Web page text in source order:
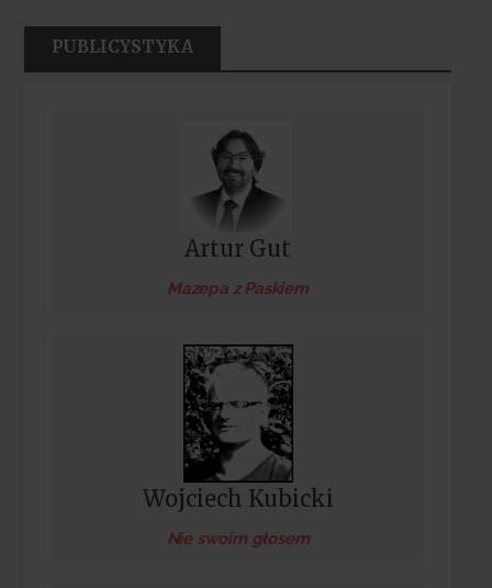
PUBLICYSTYKA
Artur Gut
Mazepa z Paskiem
Wojciech Kubicki
Nie swoim głosem